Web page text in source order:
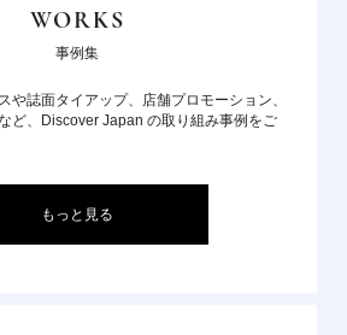
WORKS
事例集
や誌面タイアップ、店舗プロモーション、
ど、Discover Japan の取り組み事例をご
もっと見る